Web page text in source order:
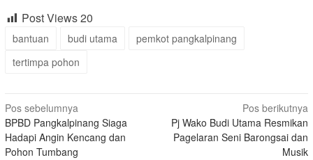
Post Views20
bantuan budi utama
pemkot pangkalpinang
tertimpa pohon
Navigasi
pos
Pos sebelumnya
BPBD Pangkalpinang Siaga
Hadapi Angin Kencang dan
Pohon Tumbang
Pos berikutnya
Pj Wako Budi Utama Resmikan
Pagelaran Seni Barongsai dan
Musik